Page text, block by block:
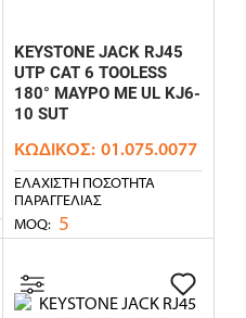
KEYSTONE JACK RJ45
UTP CAT 6 TOOLESS
180° ΜΑΥΡΟ ΜΕ UL KJ6-
10 SUT
ΚΩΔΙΚΌΣ: 01.075.0077
ΕΛΆΧΙΣΤΗ ΠΟΣΌΤΗΤΑ
ΠΑΡΑΓΓΕΛΊΑΣ
MOQ: 5